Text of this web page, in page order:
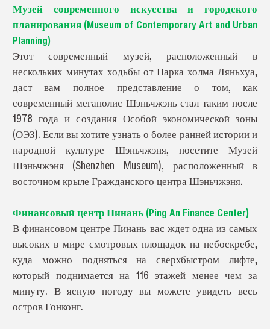
Музей современного искусства и городского
планирования (Museum of Contemporary Art and Urban
Planning)
Этот современный музей, расположенный в
нескольких минутах ходьбы от Парка холма Ляньхуа,
даст вам полное представление о том, как
современный мегаполис Шэньчжэнь стал таким после
1978 года и создания Особой экономической зоны
(ОЭЗ). Если вы хотите узнать о более ранней истории и
народной культуре Шэньчжэня, посетите Музей
Шэньчжэня (Shenzhen Museum), расположенный в
восточном крыле Гражданского центра Шэньчжэня.
Финансовый центр Пинань (Ping An Finance Center)
В финансовом центре Пинань вас ждет одна из самых
высоких в мире смотровых площадок на небоскребе,
куда можно подняться на сверхбыстром лифте,
который поднимается на 116 этажей менее чем за
минуту. В ясную погоду вы можете увидеть весь
остров Гонконг.